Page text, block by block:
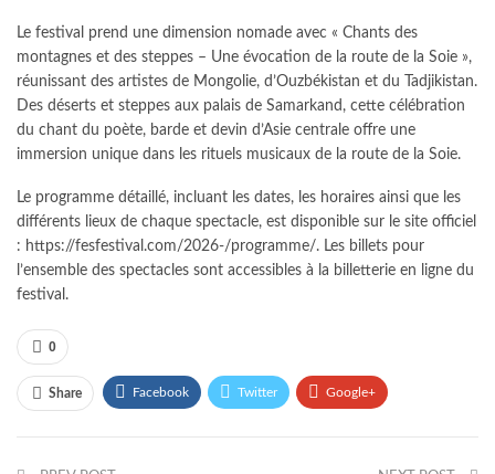
Le festival prend une dimension nomade avec « Chants des
montagnes et des steppes – Une évocation de la route de la Soie »,
réunissant des artistes de Mongolie, d’Ouzbékistan et du Tadjikistan.
Des déserts et steppes aux palais de Samarkand, cette célébration
du chant du poète, barde et devin d’Asie centrale offre une
immersion unique dans les rituels musicaux de la route de la Soie.
Le programme détaillé, incluant les dates, les horaires ainsi que les
différents lieux de chaque spectacle, est disponible sur le site officiel
: https://fesfestival.com/2026-/programme/. Les billets pour
l’ensemble des spectacles sont accessibles à la billetterie en ligne du
festival.
0
Share Facebook Twitter Google+